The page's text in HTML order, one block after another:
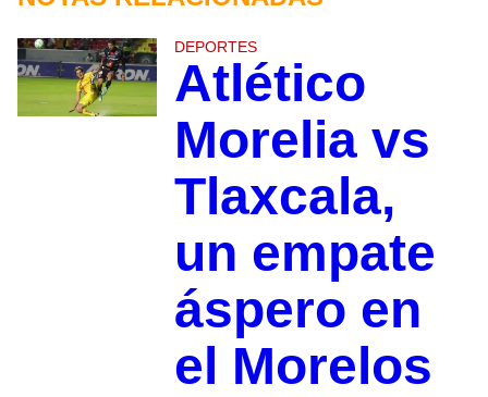
DEPORTES
Atlético
Morelia vs
Tlaxcala,
un empate
áspero en
el Morelos